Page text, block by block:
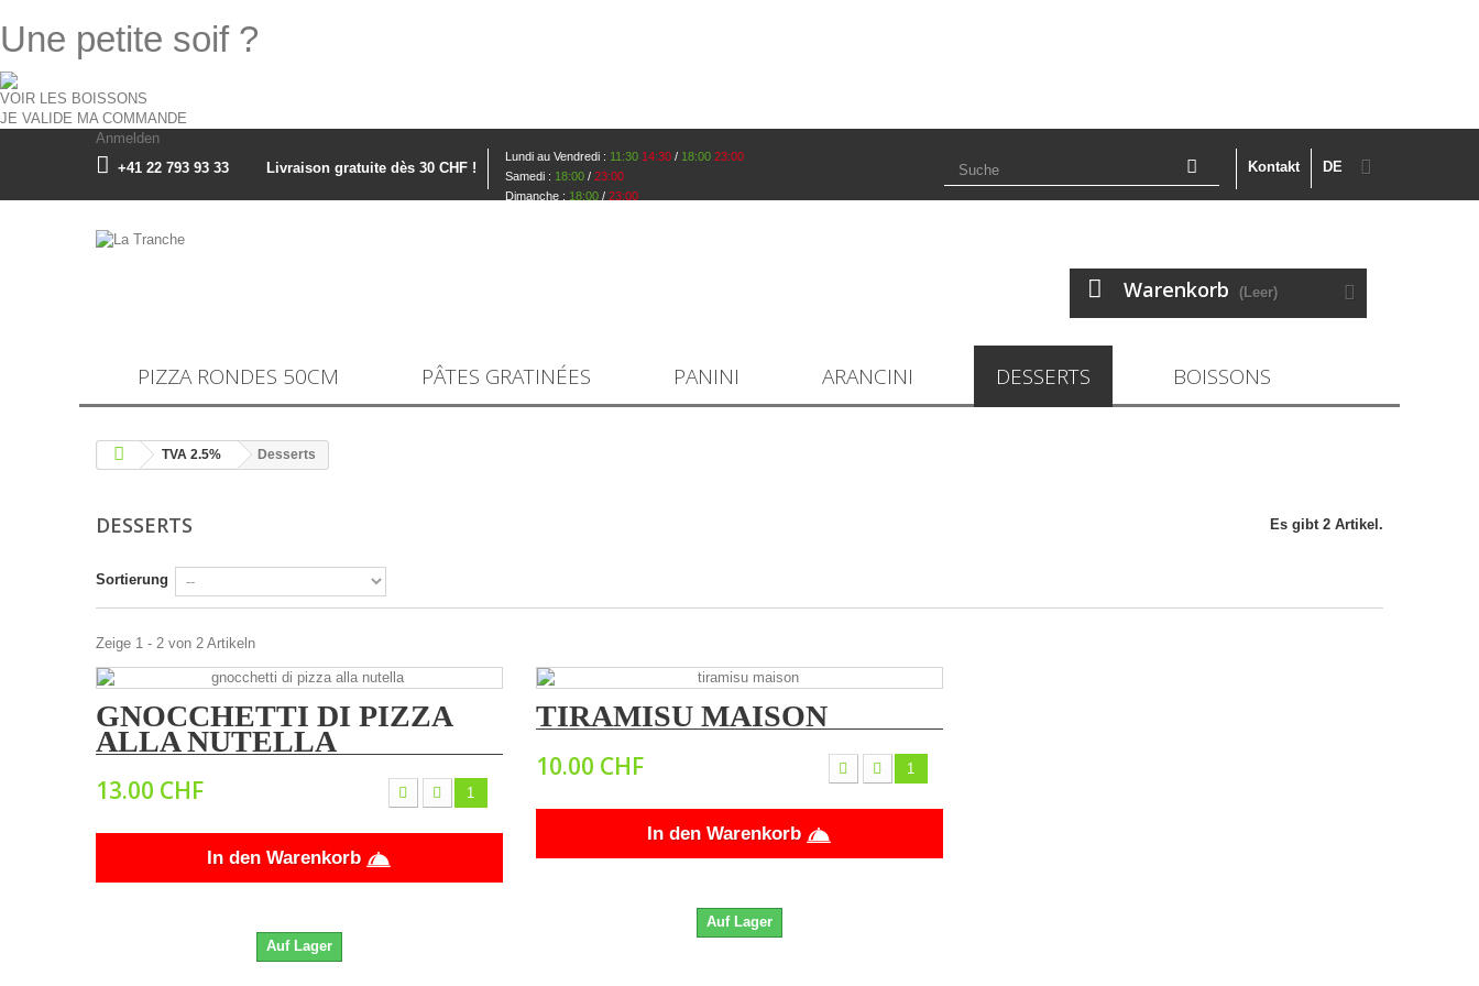
Une petite soif ?
VOIR LES BOISSONS
JE VALIDE MA COMMANDE
Anmelden
DE
Kontakt
+41 22 793 93 33 Livraison gratuite dès 30 CHF !
Lundi au Vendredi : 11:30 14:30 / 18:00 23:00
Samedi : 18:00 / 23:00
Dimanche : 18:00 / 23:00
Warenkorb (Leer)
PIZZA RONDES 50CM PÂTES GRATINÉES PANINI ARANCINI DESSERTS BOISSONS
TVA 2.5% Desserts
DESSERTS Es gibt 2 Artikel.
Sortierung
Zeige 1 - 2 von 2 Artikeln
GNOCCHETTI DI PIZZA
ALLA NUTELLA
13.00 CHF
In den Warenkorb
Auf Lager
TIRAMISU MAISON
10.00 CHF
In den Warenkorb
Auf Lager